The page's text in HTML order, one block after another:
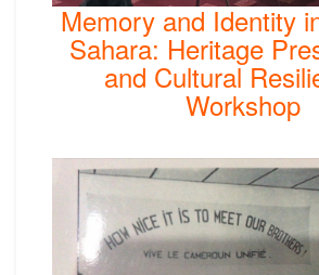
Memory and Identity
Sahara: Heritage
and Cultural
Workshop